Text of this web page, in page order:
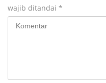
wajib ditandai *